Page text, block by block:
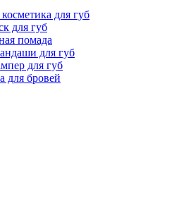
для губ
для губ
помада
для губ
для губ
для бровей